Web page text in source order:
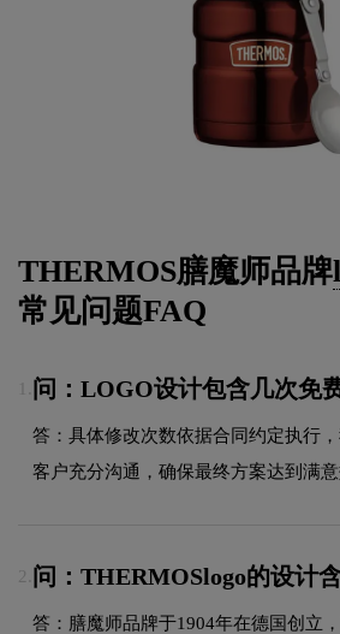
THERMOS膳魔师品牌
常见问题FAQ
问：LOGO设计包含几次免
答：具体修改次数依据合同约定执行
客户充分沟通，确保最终方案达到满意
2. 问：THERMOSlogo的设计
答：膳魔师品牌于1904年在德国创立